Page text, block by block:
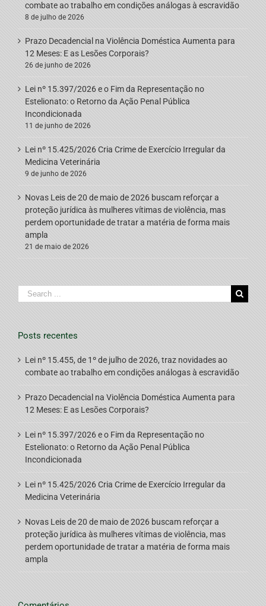
combate ao trabalho em condições análogas à escravidão
8 de julho de 2026
Prazo Decadencial na Violência Doméstica Aumenta para
12 Meses: E as Lesões Corporais?
26 de junho de 2026
Lei nº 15.397/2026 e o Fim da Representação no
Estelionato: o Retorno da Ação Penal Pública
Incondicionada
11 de junho de 2026
Lei nº 15.425/2026 Cria Crime de Exercício Irregular da
Medicina Veterinária
9 de junho de 2026
Novas Leis de 20 de maio de 2026 buscam reforçar a
proteção jurídica às mulheres vítimas de violência, mas
perdem oportunidade de tratar a matéria de forma mais
ampla
21 de maio de 2026
Search
for:
Posts recentes
Lei nº 15.455, de 1º de julho de 2026, traz novidades ao
combate ao trabalho em condições análogas à escravidão
Prazo Decadencial na Violência Doméstica Aumenta para
12 Meses: E as Lesões Corporais?
Lei nº 15.397/2026 e o Fim da Representação no
Estelionato: o Retorno da Ação Penal Pública
Incondicionada
Lei nº 15.425/2026 Cria Crime de Exercício Irregular da
Medicina Veterinária
Novas Leis de 20 de maio de 2026 buscam reforçar a
proteção jurídica às mulheres vítimas de violência, mas
perdem oportunidade de tratar a matéria de forma mais
ampla